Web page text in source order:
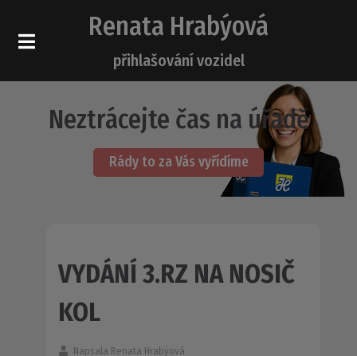
Renata Hrabýová
přihlašování vozidel
Neztrácejte čas na úřadě
Rády to za Vás vyřídíme
VYDÁNÍ 3.RZ NA NOSIČ
KOL
Napsala Renata Hrabýová